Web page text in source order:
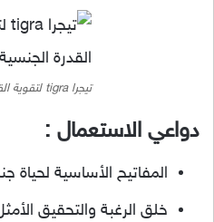
تيجرا tigra لتقوية القدرة الجنسية
دواعي الاستعمال :
المفاتيح الأساسية لحياة
خلق الرغبة والتحقيق